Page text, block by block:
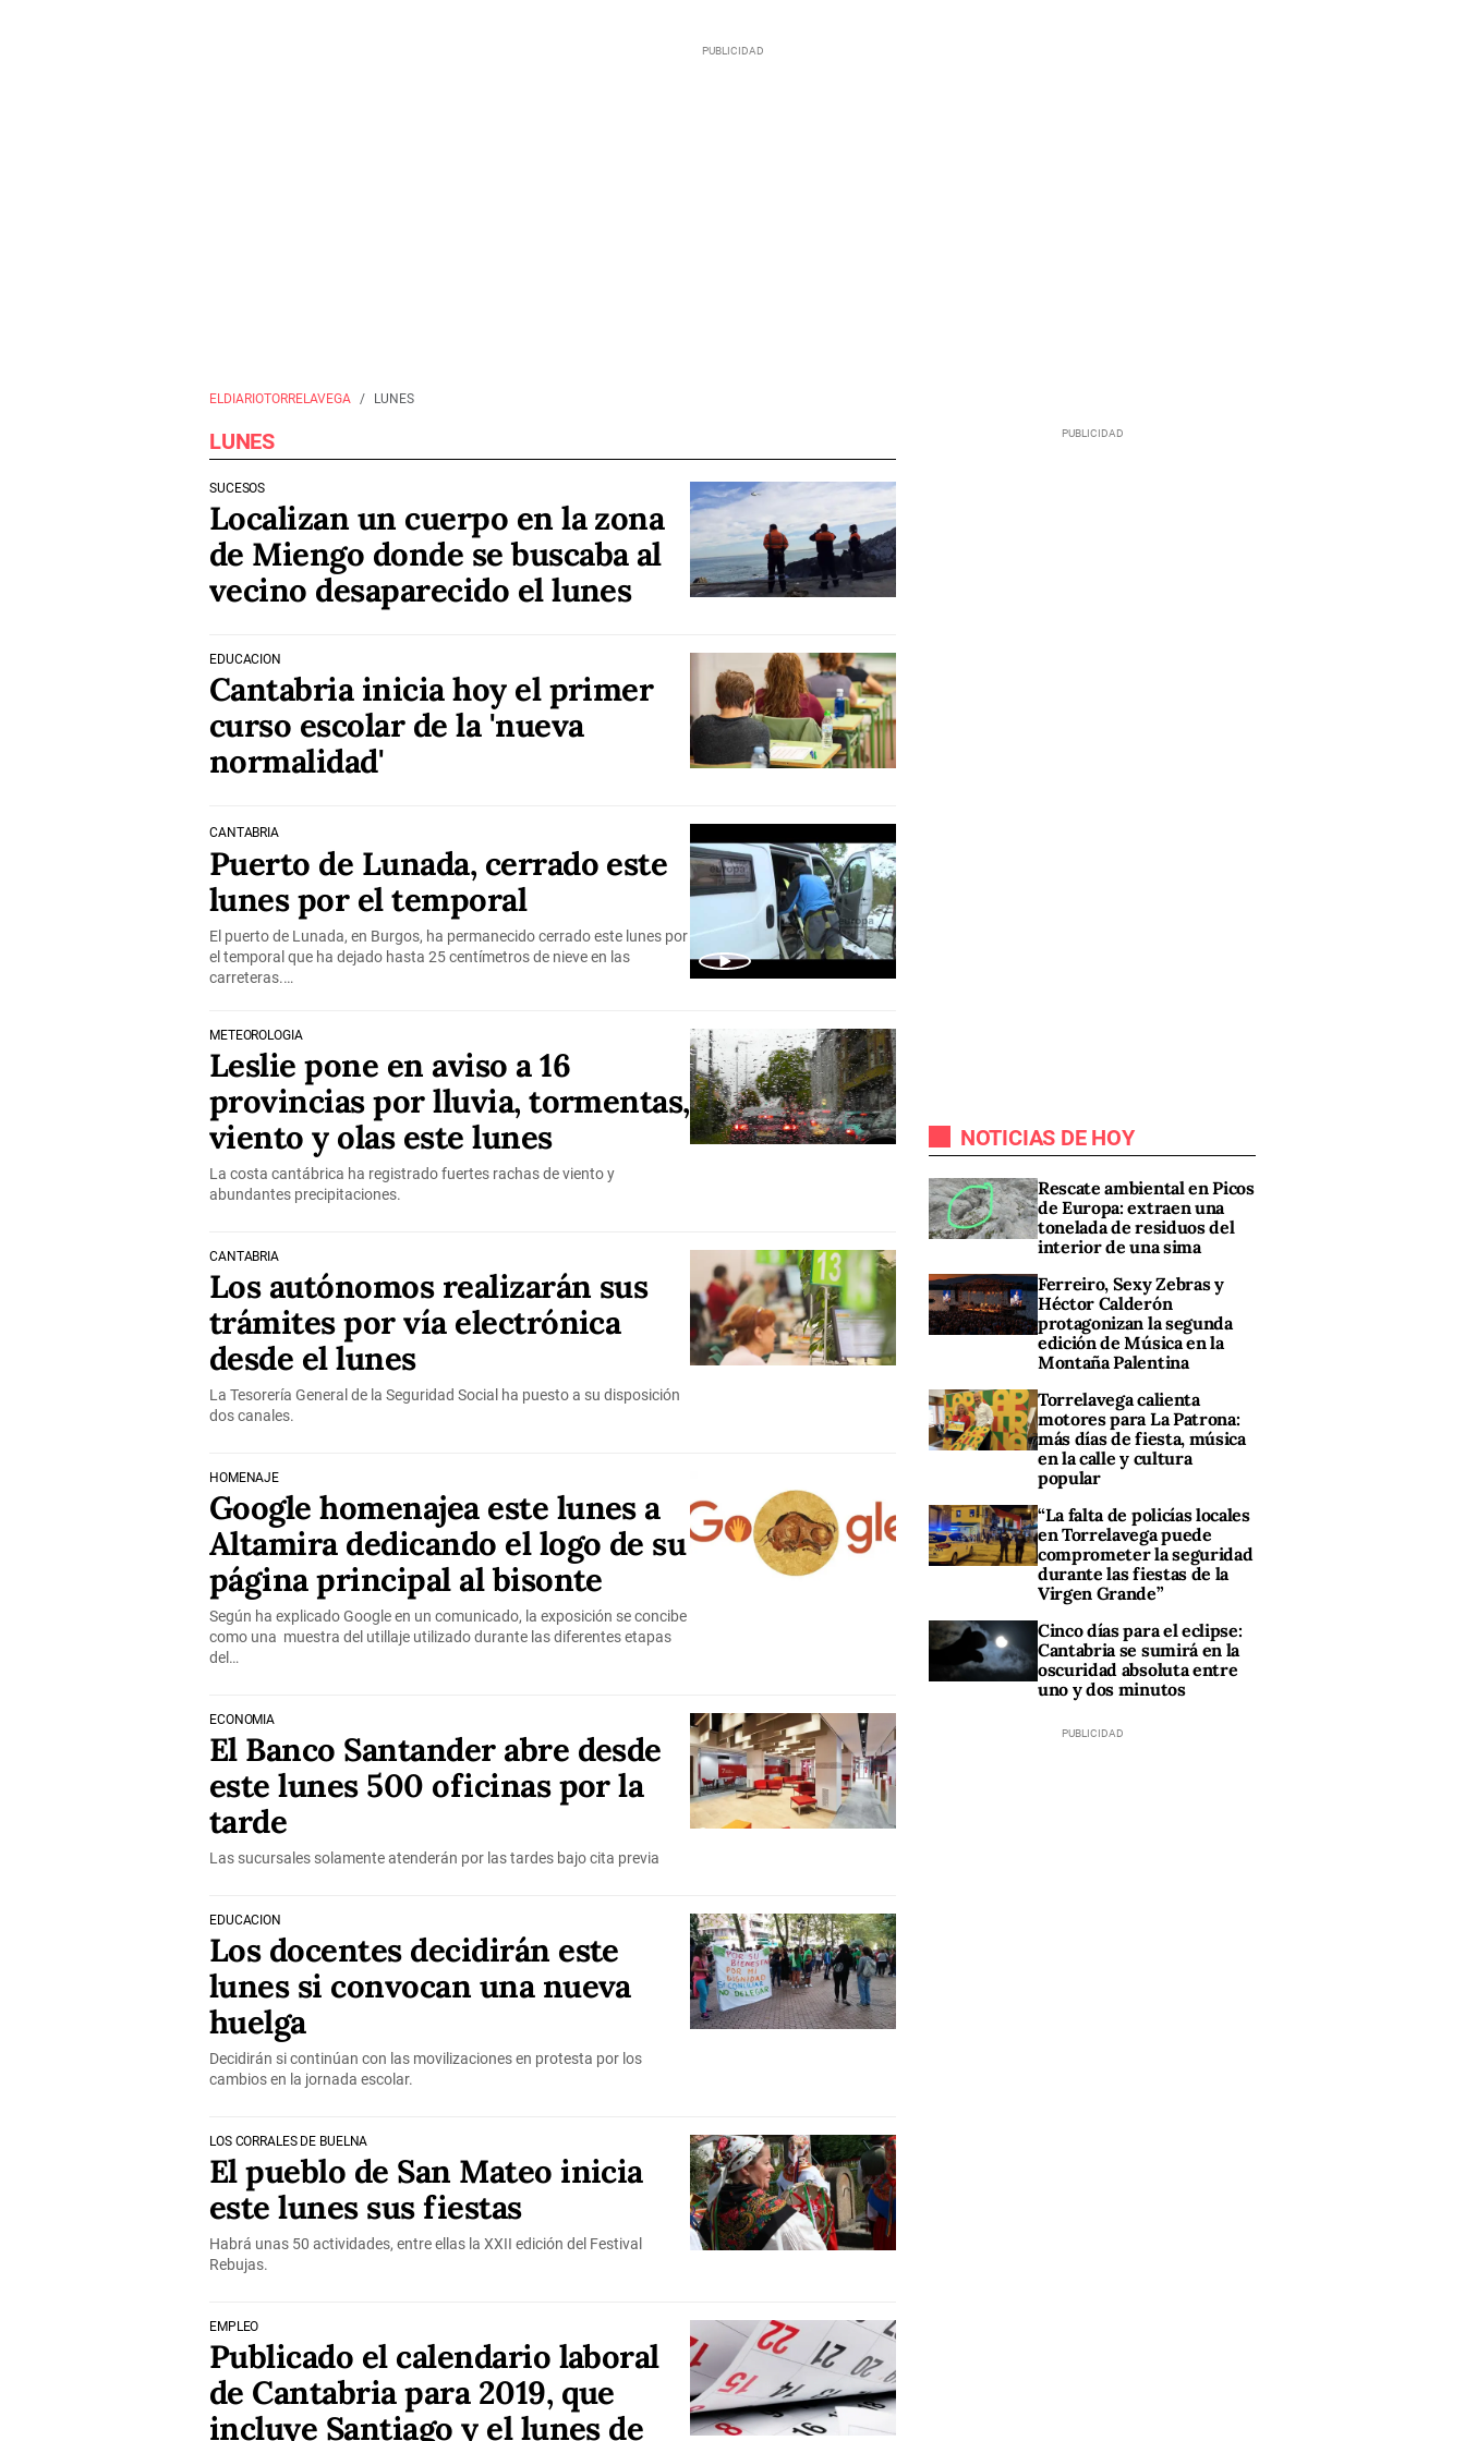
ELDIARIOTORRELAVEGA LUNES
LUNES
SUCESOS
Localizan un cuerpo en la zona
de Miengo donde se buscaba al
vecino desaparecido el lunes
EDUCACIÓN
Cantabria inicia hoy el primer
curso escolar de la 'nueva
normalidad'
CANTABRIA
Puerto de Lunada, cerrado este
lunes por el temporal
El puerto de Lunada, en Burgos, ha permanecido cerrado este lunes por
el temporal que ha dejado hasta 25 centímetros de nieve en las
carreteras.…
METEOROLOGÍA
Leslie pone en aviso a 16
provincias por lluvia, tormentas,
viento y olas este lunes
La costa cantábrica ha registrado fuertes rachas de viento y
abundantes precipitaciones.
CANTABRIA
Los autónomos realizarán sus
trámites por vía electrónica
desde el lunes
La Tesorería General de la Seguridad Social ha puesto a su disposición
dos canales.
HOMENAJE
Google homenajea este lunes a
Altamira dedicando el logo de su
página principal al bisonte
Según ha explicado Google en un comunicado, la exposición se concibe
como una muestra del utillaje utilizado durante las diferentes etapas
del…
ECONOMÍA
El Banco Santander abre desde
este lunes 500 oficinas por la
tarde
Las sucursales solamente atenderán por las tardes bajo cita previa
EDUCACIÓN
Los docentes decidirán este
lunes si convocan una nueva
huelga
Decidirán si continúan con las movilizaciones en protesta por los
cambios en la jornada escolar.
LOS CORRALES DE BUELNA
El pueblo de San Mateo inicia
este lunes sus fiestas
Habrá unas 50 actividades, entre ellas la XXII edición del Festival
Rebujas.
EMPLEO
Publicado el calendario laboral
de Cantabria para 2019, que
incluye Santiago y el lunes de
NOTICIAS DE HOY
Rescate ambiental en Picos
de Europa: extraen una
tonelada de residuos del
interior de una sima
Ferreiro, Sexy Zebras y
Héctor Calderón
protagonizan la segunda
edición de Música en la
Montaña Palentina
Torrelavega calienta
motores para La Patrona:
más días de fiesta, música
en la calle y cultura
popular
“La falta de policías locales
en Torrelavega puede
comprometer la seguridad
durante las fiestas de la
Virgen Grande”
Cinco días para el eclipse:
Cantabria se sumirá en la
oscuridad absoluta entre
uno y dos minutos